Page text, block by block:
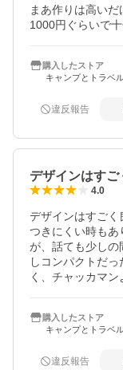
まあ作りは高いだ
1000円ぐらいで
購入したストア
キャンプとトラベ
違反報告
デザインはす
4.0
デザインはすごく
つきにくい時もあ
が、話ても少しの
しコンパクトだ
く、チャッカマン
購入したストア
キャンプとトラベ
違反報告